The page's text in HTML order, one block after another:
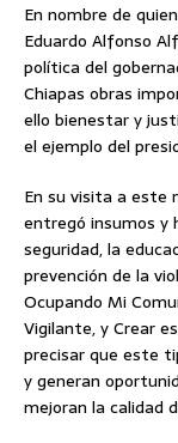
En nombre de
Eduardo Alfonso
política del
Chiapas obras
ello bienestar y
el ejemplo del
En su visita a este
entregó insumos y
seguridad, la
prevención de la
Ocupando Mi
Vigilante, y Crear
precisar que este
y generan
mejoran la calidad